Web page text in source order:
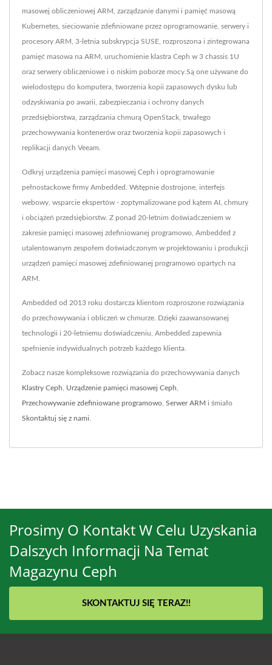
masowej obliczeniowej ARM, zarządzanie danymi i pamięć masową
Kubernetes, sieciowanie zdefiniowane przez oprogramowanie, serwery i
procesory ARM, 3-letnia subskrypcja SUSE, rozproszona i zintegrowana
pamięć masowa na ARM, uruchomienie klastra Ceph w 3 chassis 1U
oraz serwery obliczeniowe i o niskim poborze mocy.Są one używane do
wielodostępu do komputera, tworzenia kopii zapasowych dysku lub
odzyskiwania po awarii, zabezpieczania i ochrony danych
przedsiębiorstwa, zarządzania chmurą OpenStack, trwałego
przechowywania kontenerów oraz tworzenia kopii zapasowych i
replikacji danych Veeam.
Odkryj urządzenia pamięci masowej Ceph i oprogramowanie
pełnostackowe firmy Ambedded. Wstępnie dostrojone, interfejs
webowy, wsparcie ekspertów - zoptymalizowane pod kątem AI, chmury
i obciążeń przedsiębiorstw. Z ponad 20-letnim doświadczeniem w
zakresie pamięci masowej zdefiniowanej programowo, Ambedded z
utalentowanym zespołem doświadczonym w projektowaniu i produkcji
urządzeń pamięci masowej zdefiniowanej programowo opartych na
ARM.
Ambedded od 2013 roku dostarcza klientom rozproszone rozwiązania
do przechowywania i obliczeń w chmurze. Dzięki zaawansowanej
technologii i 20-letniemu doświadczeniu, Ambedded zapewnia
spełnienie indywidualnych potrzeb każdego klienta.
Zobacz nasze kompleksowe rozwiązania do przechowywania danych
Klastry Ceph Urządzenie pamięci masowej Ceph
Przechowywanie zdefiniowane programowo Serwer ARM i śmiało
Skontaktuj się z nami
Prosimy O Kontakt W Celu Uzyskania
Dalszych Informacji Na Temat
Magazynu Ceph
SKONTAKTUJ SIĘ TERAZ!!